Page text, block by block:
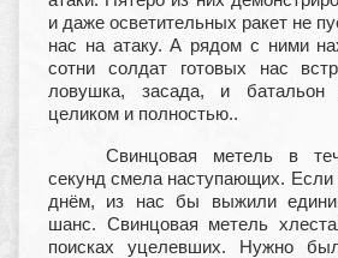
и даже осветительных ракет не
нас на атаку. А рядом с ними
сотни солдат готовых нас
ловушка, засада, и
целиком и полностью..
Свинцовая метель в
секунд смела наступающих.
днём, из нас бы выжили
шанс. Свинцовая метель
поисках уцелевших. Нужно